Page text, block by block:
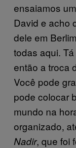
ensaiamos
David e acho
dele em
todas aqui.
então a troca
Você pode
pode colocar
mundo na
organizado,
Nadir, que foi